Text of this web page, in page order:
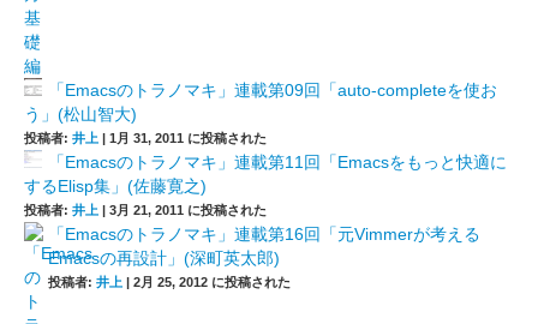
「Emacsのトラノマキ」連載第09回「auto-completeを使お
う」(松山智大)
投稿者: 井上 | 1月 31, 2011 に投稿された
「Emacsのトラノマキ」連載第11回「Emacsをもっと快適に
するElisp集」(佐藤寛之)
投稿者: 井上 | 3月 21, 2011 に投稿された
「Emacsのトラノマキ」連載第16回「元Vimmerが考える
Emacsの再設計」(深町英太郎)
投稿者: 井上 | 2月 25, 2012 に投稿された